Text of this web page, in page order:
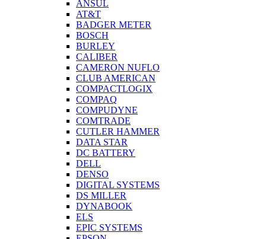
ANSUL
AT&T
BADGER METER
BOSCH
BURLEY
CALIBER
CAMERON NUFLO
CLUB AMERICAN
COMPACTLOGIX
COMPAQ
COMPUDYNE
COMTRADE
CUTLER HAMMER
DATA STAR
DC BATTERY
DELL
DENSO
DIGITAL SYSTEMS
DS MILLER
DYNABOOK
ELS
EPIC SYSTEMS